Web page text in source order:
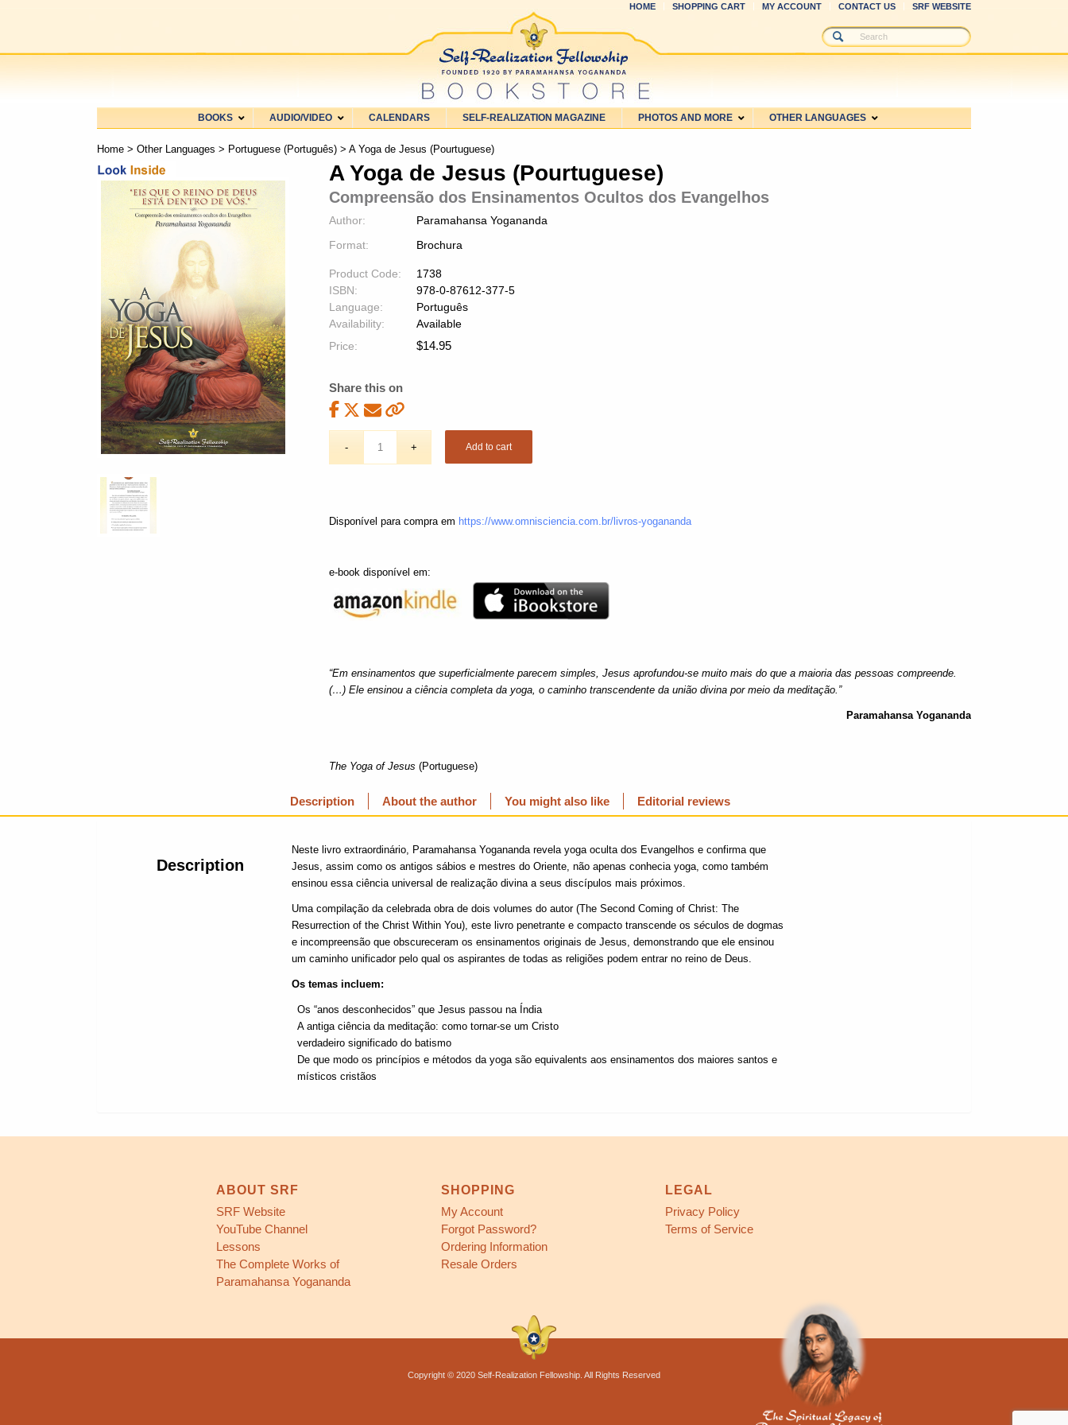
HOME SHOPPING CART MY ACCOUNT CONTACT US SRF WEBSITE
BOOKS AUDIO/VIDEO CALENDARS SELF-REALIZATION MAGAZINE PHOTOS AND MORE OTHER LANGUAGES
Home > Other Languages > Portuguese (Português) > A Yoga de Jesus (Pourtuguese)
A Yoga de Jesus (Pourtuguese)
Compreensão dos Ensinamentos Ocultos dos Evangelhos
Author:
Paramahansa Yogananda
Format:
Brochura
Product Code:
1738
ISBN:
978-0-87612-377-5
Language:
Português
Availability:
Available
Price:
$14.95
Share this on
Add to cart
Disponível para compra em https://www.omnisciencia.com.br/livros-yogananda
e-book disponível em:
“Em ensinamentos que superficialmente parecem simples, Jesus aprofundou-se muito mais do que a maioria das pessoas compreende.
(…) Ele ensinou a ciência completa da yoga, o caminho transcendente da união divina por meio da meditação.”
Paramahansa Yogananda
The Yoga of Jesus (Portuguese)
Description About the author You might also like Editorial reviews
Description
Neste livro extraordinário, Paramahansa Yogananda revela yoga oculta dos Evangelhos e confirma que
Jesus, assim como os antigos sábios e mestres do Oriente, não apenas conhecia yoga, como também
ensinou essa ciência universal de realização divina a seus discípulos mais próximos.
Uma compilação da celebrada obra de dois volumes do autor (The Second Coming of Christ: The
Resurrection of the Christ Within You), este livro penetrante e compacto transcende os séculos de dogmas
e incompreensão que obscureceram os ensinamentos originais de Jesus, demonstrando que ele ensinou
um caminho unificador pelo qual os aspirantes de todas as religiões podem entrar no reino de Deus.
Os temas incluem:
Os “anos desconhecidos” que Jesus passou na Índia
A antiga ciência da meditação: como tornar-se um Cristo
verdadeiro significado do batismo
De que modo os princípios e métodos da yoga são equivalents aos ensinamentos dos maiores santos e
místicos cristãos
ABOUT SRF
SRF Website
YouTube Channel
Lessons
The Complete Works of
Paramahansa Yogananda
SHOPPING
My Account
Forgot Password?
Ordering Information
Resale Orders
LEGAL
Privacy Policy
Terms of Service
Copyright © 2020 Self-Realization Fellowship. All Rights Reserved